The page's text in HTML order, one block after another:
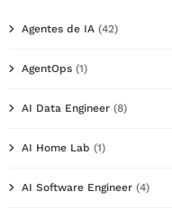
Agentes de IA (42)
AgentOps (1)
AI Data Engineer (8)
AI Home Lab (1)
AI Software Engineer (4)